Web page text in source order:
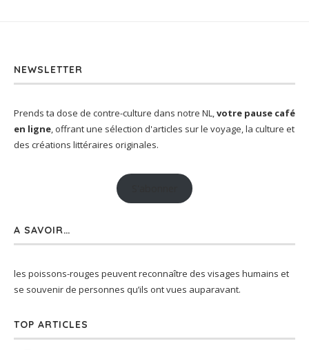
NEWSLETTER
Prends ta dose de contre-culture dans notre NL,votre pause café
en ligne, offrant une sélection d'articles sur le voyage, la culture et
des créations littéraires originales.
A SAVOIR…
les poissons-rouges peuvent reconnaître des visages humains et
se souvenir de personnes qu’ils ont vues auparavant.
TOP ARTICLES